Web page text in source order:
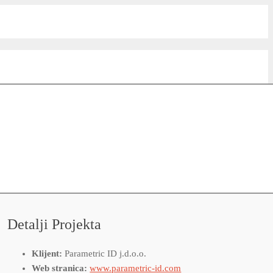
Detalji Projekta
Klijent: Parametric ID j.d.o.o.
Web stranica: www.parametric-id.com